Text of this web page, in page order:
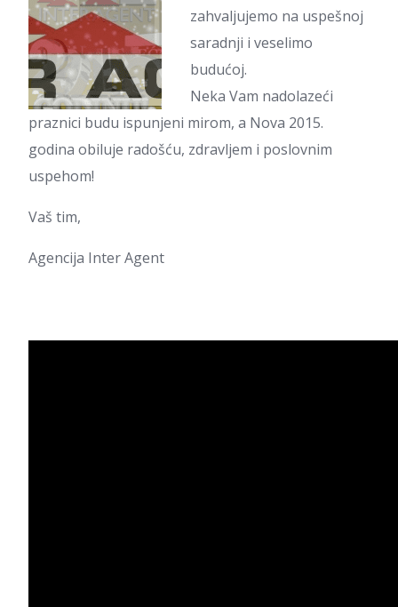
zahvaljujemo na uspešnoj
saradnji i veselimo
budućoj.
Neka Vam nadolazeći
praznici budu ispunjeni mirom, a Nova 2015.
godina obiluje radošću, zdravljem i poslovnim
uspehom!
Vaš tim,
Agencija Inter Agent